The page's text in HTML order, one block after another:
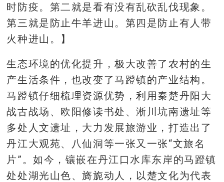
时防疫。第二就是看有没有乱砍乱伐现象。
第三就是防止牛羊进山。第四是防止有人带
火种进山。】
生态环境的优化提升，极大改善了农村的生
产生活条件，也改变了马蹬镇的产业结构。
马蹬镇仔细梳理资源优势，利用秦楚丹阳大
战古战场、欧阳修读书处、淅川坑南遗址等
多处人文遗址，大力发展旅游业，打造出了
丹江大观苑、八仙洞等一张又一张“文旅名
片”。如今，镶嵌在丹江口水库东岸的马蹬镇
处处湖光山色、旖旎动人，以楚文化为代表